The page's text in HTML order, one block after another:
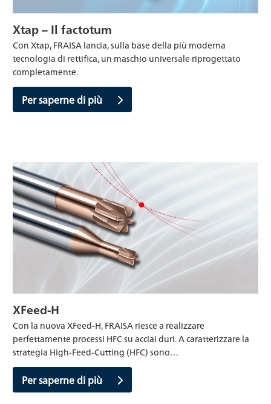
Xtap – Il factotum
Con Xtap, FRAISA lancia, sulla base della più moderna
tecnologia di rettifica, un maschio universale riprogettato
completamente.
Per saperne di più
XFeed-H
Con la nuova XFeed-H, FRAISA riesce a realizzare
perfettamente processi HFC su acciai duri. A caratterizzare la
strategia High-Feed-Cutting (HFC) sono…
Per saperne di più